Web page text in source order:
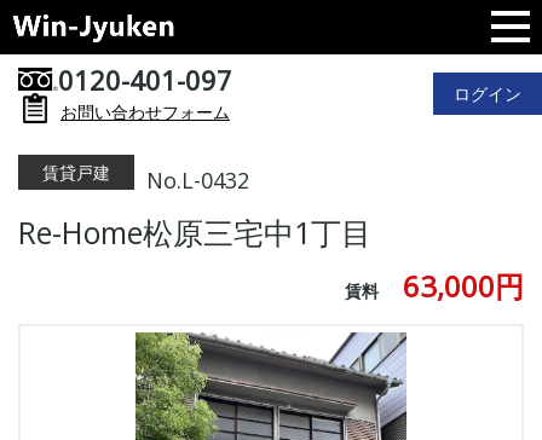
0120-401-097
お問い合わせフォーム
ログイン
賃貸戸建 No.L-0432
Re-Home松原三宅中1丁目
賃料 63,000円